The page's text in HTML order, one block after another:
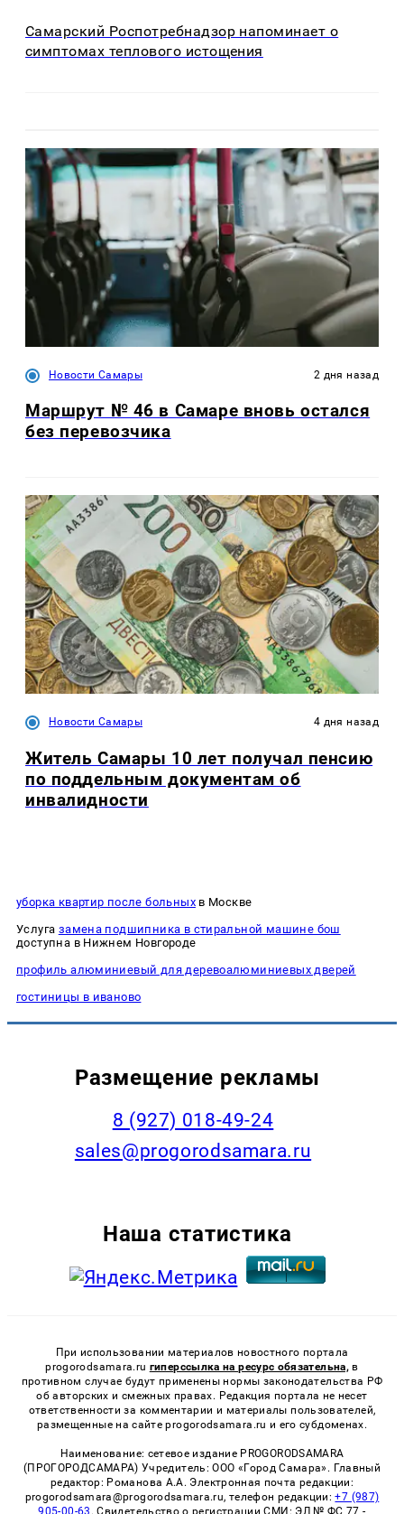
Самарский Роспотребнадзор напоминает о
симптомах теплового истощения
Новости Самары 2 дня назад
Маршрут № 46 в Самаре вновь остался
без перевозчика
Новости Самары 4 дня назад
Житель Самары 10 лет получал пенсию
по поддельным документам об
инвалидности
уборка квартир после больныхв Москве
Услуга замена подшипника в стиральной машине бош
доступна в Нижнем Новгороде
профиль алюминиевый для деревоалюминиевых дверей
гостиницы в иваново
Размещение рекламы
8 (927) 018-49-24
sales@progorodsamara.ru
Наша статистика
При использовании материалов новостного портала
progorodsamara.ru гиперссылка на ресурс обязательна, в
противном случае будут применены нормы законодательства РФ
об авторских и смежных правах. Редакция портала не несет
ответственности за комментарии и материалы пользователей,
размещенные на сайте progorodsamara.ru и его субдоменах.
Наименование: сетевое издание PROGORODSAMARA
(ПРОГОРОДСАМАРА) Учредитель: ООО «Город Самара». Главный
редактор: Романова А.А. Электронная почта редакции:
progorodsamara@progorodsamara.ru, телефон редакции:+7 (987)
905-00-63 . Свидетельство о регистрации СМИ: ЭЛ № ФС 77 -